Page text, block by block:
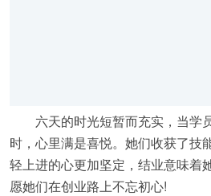
六天的时光短暂而充实，当学
时，心里满是喜悦。她们收获了技
轻上进的心更加坚定，结业意味着
愿她们在创业路上不忘初心!